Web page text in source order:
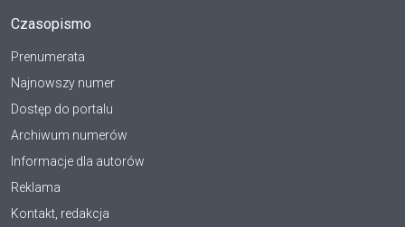
Czasopismo
Prenumerata
Najnowszy numer
Dostęp do portalu
Archiwum numerów
Informacje dla autorów
Reklama
Kontakt, redakcja